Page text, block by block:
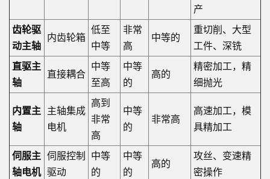
产
齿轮驱
动主轴
内齿轮箱
低至
中等
非常
高
中等的
重切削、大型
工件、深铣
直驱主
轴
直接耦合
中等
至高
中等
的
高的
精密加工，精
细抛光
内置主
轴
主轴集成
电机
高到
非常
高
中等
的
非常高
高速加工，模
具精加工
伺服主
轴电机
伺服控制
驱动
中等
的
中等
的
高的
攻丝、变速精
密操作